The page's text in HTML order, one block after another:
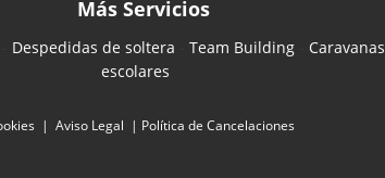
Más Servicios
Despedidas de soltera Team Building- Caravanas
escolares
| Aviso Legal | Política de Cancelaciones